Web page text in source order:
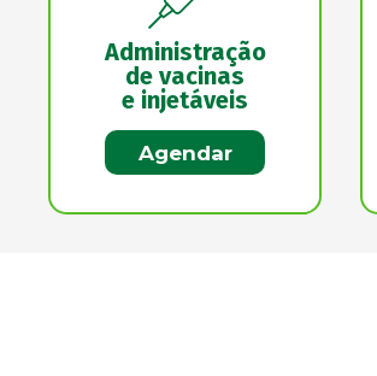
Administração
de vacinas
e injetáveis
Agendar